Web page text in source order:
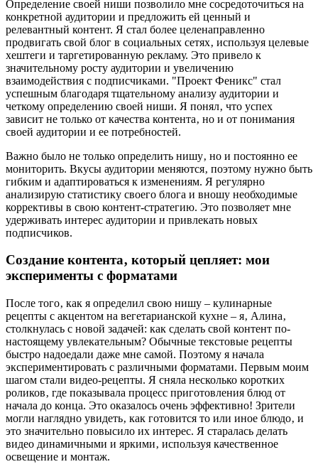
Определение своей ниши позволило мне сосредоточиться на
конкретной аудитории и предложить ей ценный и
релевантный контент. Я стал более целенаправленно
продвигать свой блог в социальных сетях‚ используя целевые
хештеги и таргетированную рекламу. Это привело к
значительному росту аудитории и увеличению
взаимодействия с подписчиками. "Проект Феникс" стал
успешным благодаря тщательному анализу аудитории и
четкому определению своей ниши. Я понял‚ что успех
зависит не только от качества контента‚ но и от понимания
своей аудитории и ее потребностей.
Важно было не только определить нишу‚ но и постоянно ее
мониторить. Вкусы аудитории меняются‚ поэтому нужно быть
гибким и адаптироваться к изменениям. Я регулярно
анализирую статистику своего блога и вношу необходимые
коррективы в свою контент-стратегию. Это позволяет мне
удерживать интерес аудитории и привлекать новых
подписчиков.
Создание контента‚ который цепляет: мои
эксперименты с форматами
После того‚ как я определил свою нишу – кулинарные
рецепты с акцентом на вегетарианской кухне – я‚ Алина‚
столкнулась с новой задачей: как сделать свой контент по-
настоящему увлекательным? Обычные текстовые рецепты
быстро надоедали даже мне самой. Поэтому я начала
экспериментировать с различными форматами. Первым моим
шагом стали видео-рецепты. Я сняла несколько коротких
роликов‚ где показывала процесс приготовления блюд от
начала до конца. Это оказалось очень эффективно! Зрители
могли наглядно увидеть‚ как готовится то или иное блюдо‚ и
это значительно повысило их интерес. Я старалась делать
видео динамичными и яркими‚ используя качественное
освещение и монтаж.